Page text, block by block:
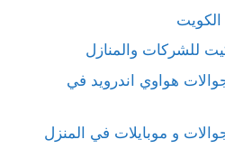
للشركات والمنازل
هواوي اندرويد في
و موبايلات في المنزل